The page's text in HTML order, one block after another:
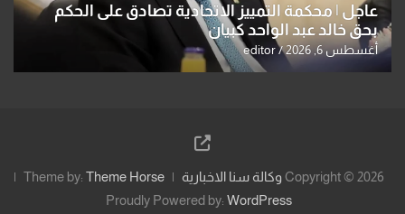
عاجل | محكمة التمييز الاتحادية تصادق على الحكم
بحق خالد عبد الواحد كبيان
أغسطس 6, 2026 editor
Copyright © 2026 وكالة سنا الاخبارية Theme by: Theme Horse
Proudly Powered by: WordPress